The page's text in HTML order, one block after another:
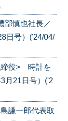
部慎也社長／
日号）('24/04/
締役> 時計を
月21日号）('2
謙一郎代表取